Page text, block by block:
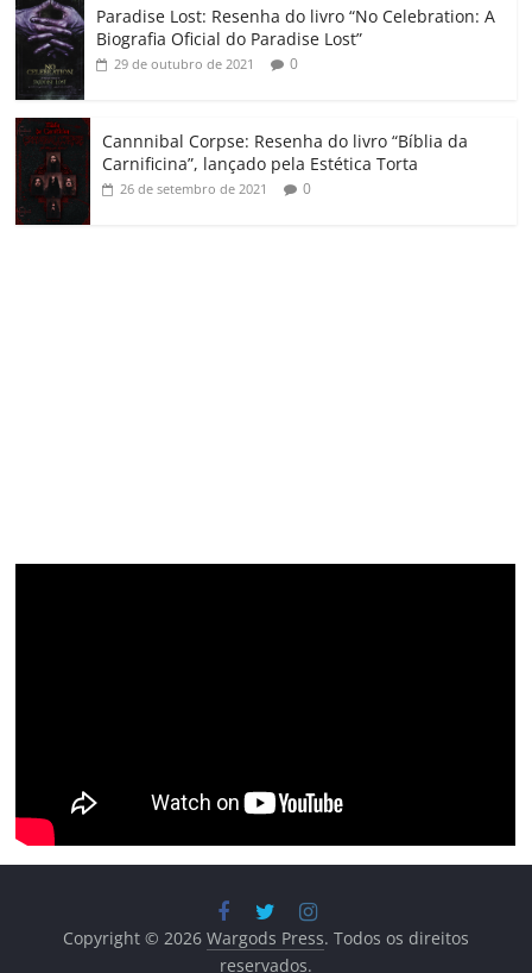
Paradise Lost: Resenha do livro “No Celebration: A
Biografia Oficial do Paradise Lost”
29 de outubro de 2021 0
Cannnibal Corpse: Resenha do livro “Bíblia da
Carnificina”, lançado pela Estética Torta
26 de setembro de 2021 0
Copyright © 2026 Wargods Press. Todos os direitos
reservados.